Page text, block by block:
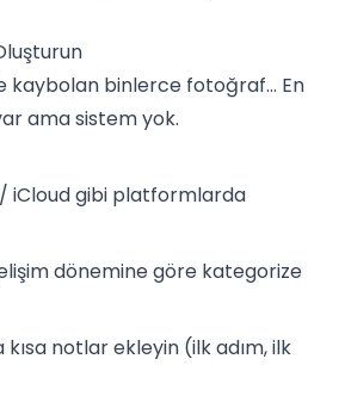
kaybolan binlerce fotoğraf… En
ama sistem yok.
iCloud gibi platformlarda
dönemine göre kategorize
notlar ekleyin (ilk adım, ilk